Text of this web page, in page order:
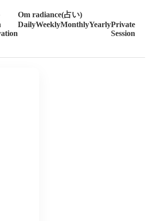
Om radiance(占い)
DailyWeeklyMonthlyYearlyPrivate
Session